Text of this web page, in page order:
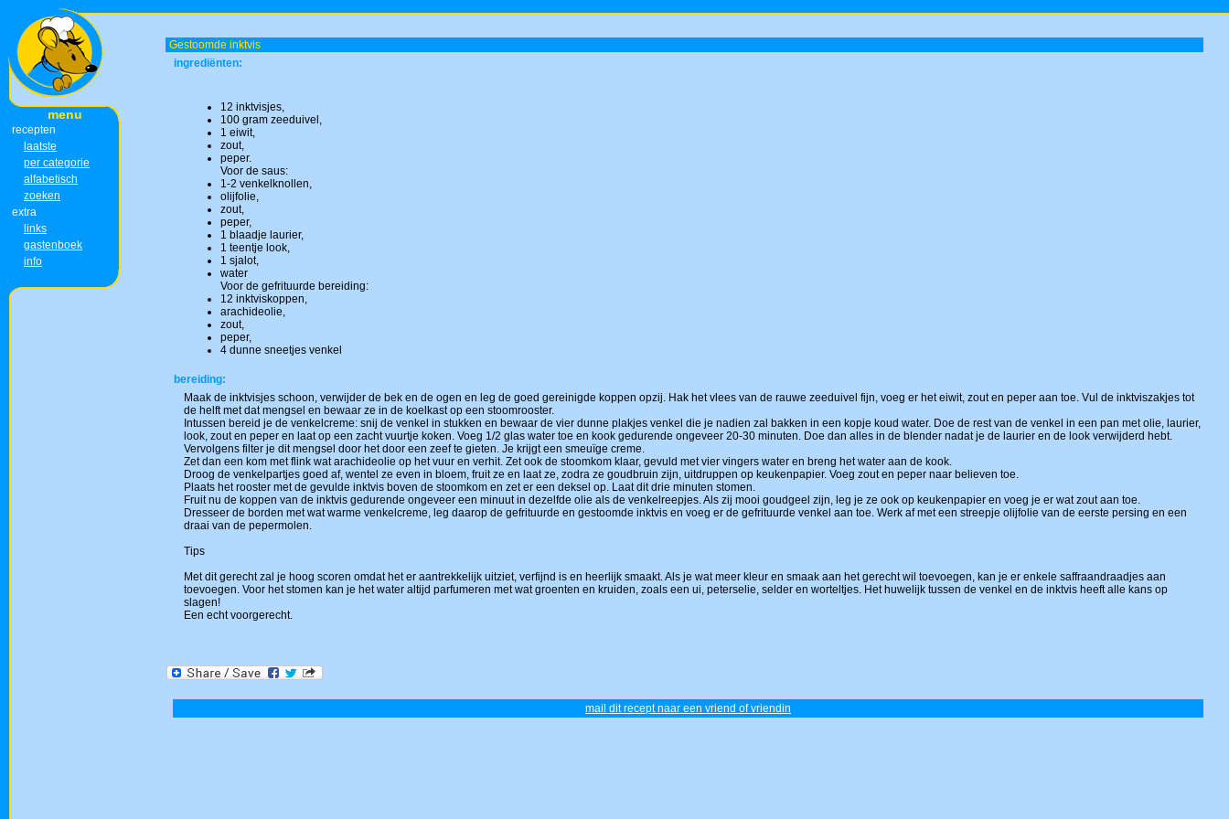
menu
recepten
laatste
per categorie
alfabetisch
zoeken
extra
links
gastenboek
info
Gestoomde inktvis
ingrediënten:
12 inktvisjes,
100 gram zeeduivel,
1 eiwit,
zout,
peper.
Voor de saus:
1-2 venkelknollen,
olijfolie,
zout,
peper,
1 blaadje laurier,
1 teentje look,
1 sjalot,
water
Voor de gefrituurde bereiding:
12 inktviskoppen,
arachideolie,
zout,
peper,
4 dunne sneetjes venkel
bereiding:
Maak de inktvisjes schoon, verwijder de bek en de ogen en leg de goed gereinigde koppen opzij. Hak het vlees van de rauwe zeeduivel fijn, voeg er het eiwit, zout en peper aan toe. Vul de inktviszakjes tot
de helft met dat mengsel en bewaar ze in de koelkast op een stoomrooster.
Intussen bereid je de venkelcreme: snij de venkel in stukken en bewaar de vier dunne plakjes venkel die je nadien zal bakken in een kopje koud water. Doe de rest van de venkel in een pan met olie, laurier,
look, zout en peper en laat op een zacht vuurtje koken. Voeg 1/2 glas water toe en kook gedurende ongeveer 20-30 minuten. Doe dan alles in de blender nadat je de laurier en de look verwijderd hebt.
Vervolgens filter je dit mengsel door het door een zeef te gieten. Je krijgt een smeuïge creme.
Zet dan een kom met flink wat arachideolie op het vuur en verhit. Zet ook de stoomkom klaar, gevuld met vier vingers water en breng het water aan de kook.
Droog de venkelpartjes goed af, wentel ze even in bloem, fruit ze en laat ze, zodra ze goudbruin zijn, uitdruppen op keukenpapier. Voeg zout en peper naar believen toe.
Plaats het rooster met de gevulde inktvis boven de stoomkom en zet er een deksel op. Laat dit drie minuten stomen.
Fruit nu de koppen van de inktvis gedurende ongeveer een minuut in dezelfde olie als de venkelreepjes. Als zij mooi goudgeel zijn, leg je ze ook op keukenpapier en voeg je er wat zout aan toe.
Dresseer de borden met wat warme venkelcreme, leg daarop de gefrituurde en gestoomde inktvis en voeg er de gefrituurde venkel aan toe. Werk af met een streepje olijfolie van de eerste persing en een
draai van de pepermolen.
Tips
Met dit gerecht zal je hoog scoren omdat het er aantrekkelijk uitziet, verfijnd is en heerlijk smaakt. Als je wat meer kleur en smaak aan het gerecht wil toevoegen, kan je er enkele saffraandraadjes aan
toevoegen. Voor het stomen kan je het water altijd parfumeren met wat groenten en kruiden, zoals een ui, peterselie, selder en worteltjes. Het huwelijk tussen de venkel en de inktvis heeft alle kans op
slagen!
Een echt voorgerecht.
mail dit recept naar een vriend of vriendin